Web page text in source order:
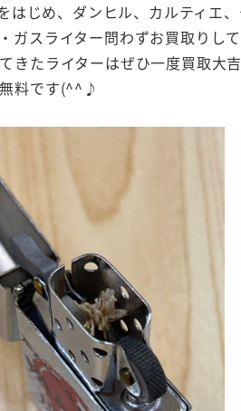
じめ、ダンヒル、カルティエ、
ガスライター問わずお買取りして
きたライターはぜひ一度買取大
料です(^^♪